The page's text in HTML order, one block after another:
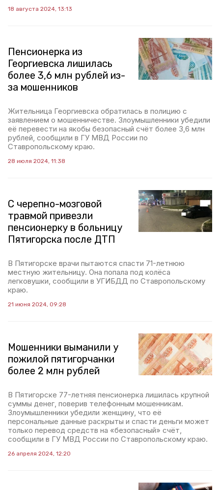
18 августа 2024, 13:13
Пенсионерка из
Георгиевска лишилась
более 3,6 млн рублей из-
за мошенников
Жительница Георгиевска обратилась в полицию с
заявлением о мошенничестве. Злоумышленники убедили
её перевести на якобы безопасный счёт более 3,6 млн
рублей, сообщили в ГУ МВД России по
Ставропольскому краю.
28 июля 2024, 11:38
С черепно-мозговой
травмой привезли
пенсионерку в больницу
Пятигорска после ДТП
В Пятигорске врачи пытаются спасти 71-летнюю
местную жительницу. Она попала под колёса
легковушки, сообщили в УГИБДД по Ставропольскому
краю.
21 июня 2024, 09:28
Мошенники выманили у
пожилой пятигорчанки
более 2 млн рублей
В Пятигорске 77-летняя пенсионерка лишилась крупной
суммы денег, поверив телефонным мошенникам.
Злоумышленники убедили женщину, что её
персональные данные раскрыты и спасти деньги может
только перевод средств на «безопасный» счёт,
сообщили в ГУ МВД России по Ставропольскому краю.
26 апреля 2024, 12:20